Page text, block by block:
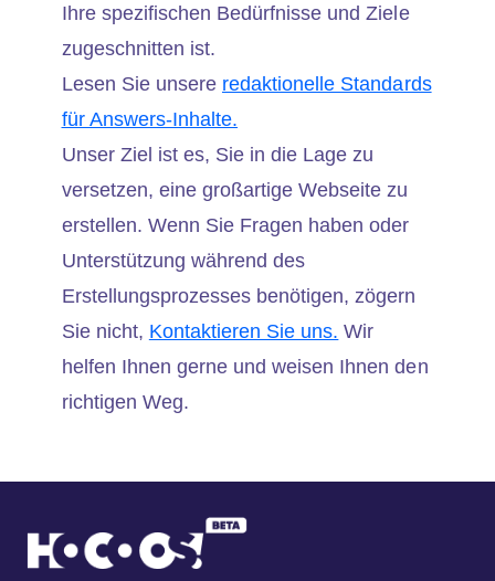
Ihre spezifischen Bedürfnisse und Ziele
zugeschnitten ist.
Lesen Sie unsere redaktionelle Standards
für Answers-Inhalte.
Unser Ziel ist es, Sie in die Lage zu
versetzen, eine großartige Webseite zu
erstellen. Wenn Sie Fragen haben oder
Unterstützung während des
Erstellungsprozesses benötigen, zögern
Sie nicht, Kontaktieren Sie uns. Wir
helfen Ihnen gerne und weisen Ihnen den
richtigen Weg.